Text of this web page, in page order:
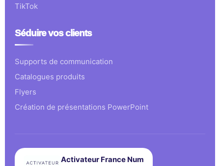
TikTok
Séduire vos clients
Supports de communication
Catalogues produits
Flyers
Création de présentations PowerPoint
Activateur France Num